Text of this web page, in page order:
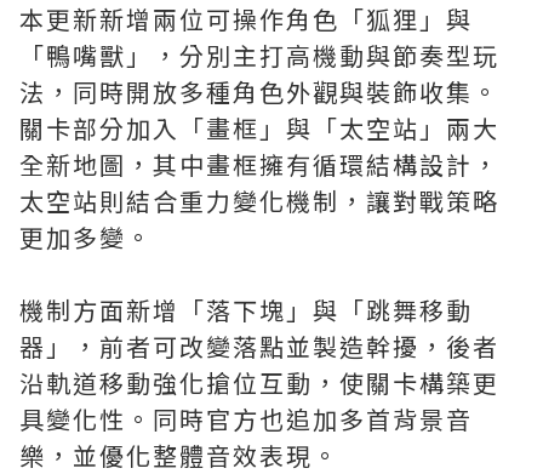
本更新新增兩位可操作角色「狐狸」與
「鴨嘴獸」，分別主打高機動與節奏型玩
法，同時開放多種角色外觀與裝飾收集。
關卡部分加入「畫框」與「太空站」兩大
全新地圖，其中畫框擁有循環結構設計，
太空站則結合重力變化機制，讓對戰策略
更加多變。
機制方面新增「落下塊」與「跳舞移動
器」，前者可改變落點並製造幹擾，後者
沿軌道移動強化搶位互動，使關卡構築更
具變化性。同時官方也追加多首背景音
樂，並優化整體音效表現。